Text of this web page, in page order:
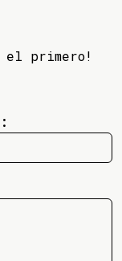
el primero!